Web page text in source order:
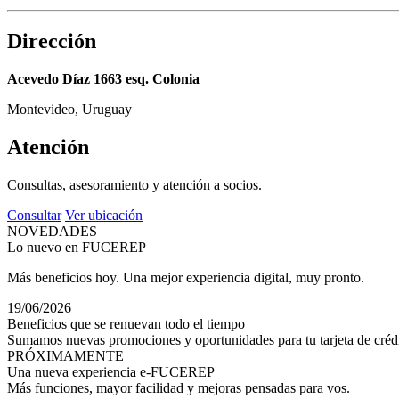
Dirección
Acevedo Díaz 1663 esq. Colonia
Montevideo, Uruguay
Atención
Consultas, asesoramiento y atención a socios.
Consultar Ver ubicación
NOVEDADES
Lo nuevo en FUCEREP
Más beneficios hoy. Una mejor experiencia digital, muy pronto.
19/06/2026
Beneficios que se renuevan todo el tiempo
Sumamos nuevas promociones y oportunidades para tu tarjeta de
PRÓXIMAMENTE
Una nueva experiencia e-FUCEREP
Más funciones, mayor facilidad y mejoras pensadas para vos.